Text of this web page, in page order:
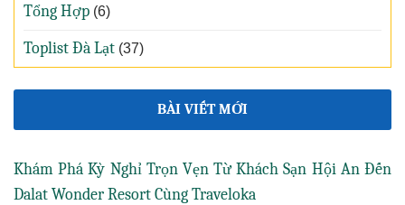
Tổng Hợp (6)
Toplist Đà Lạt (37)
BÀI VIẾT MỚI
Khám Phá Kỳ Nghỉ Trọn Vẹn Từ Khách Sạn Hội An Đến
Dalat Wonder Resort Cùng Traveloka